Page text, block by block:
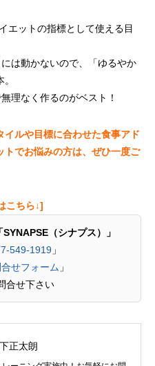
エットの指標として使える目
は動かないので、「ゆるやか
理なく作るのがベスト！
ルや目標に合わせた食事アド
でお悩みの方は、ぜひ一度ご
こちら↓]
（シナプス）」
549-1919 」
せフォーム 」
合せ下さい
正太朗